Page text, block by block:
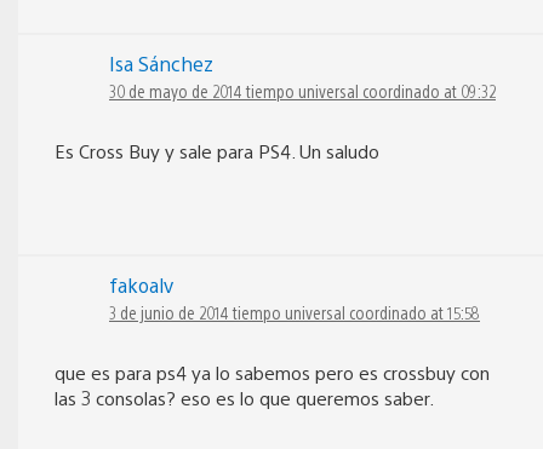
Isa Sánchez
30 de mayo de 2014 tiempo universal coordinado at 09:32
Es Cross Buy y sale para PS4. Un saludo
fakoalv
3 de junio de 2014 tiempo universal coordinado at 15:58
que es para ps4 ya lo sabemos pero es crossbuy con
las 3 consolas? eso es lo que queremos saber.